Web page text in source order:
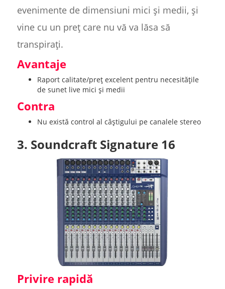
evenimente de dimensiuni mici și medii, și
vine cu un preț care nu vă va lăsa să
transpirați.
Avantaje
Raport calitate/preț excelent pentru necesitățile
de sunet live mici și medii
Contra
Nu există control al câștigului pe canalele stereo
3. Soundcraft Signature 16
Privire rapidă